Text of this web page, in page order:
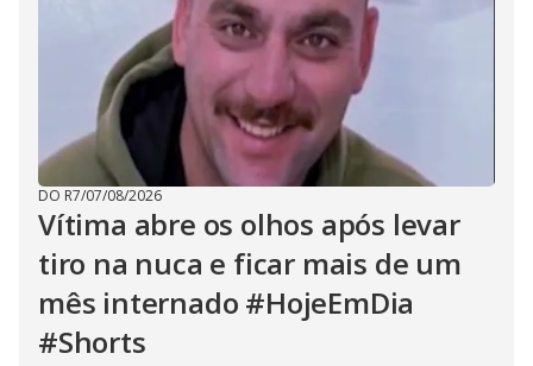
DO R7/07/08/2026
Vítima abre os olhos após levar
tiro na nuca e ficar mais de um
mês internado #HojeEmDia
#Shorts